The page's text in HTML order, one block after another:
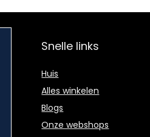
Snelle links
Huis
Alles winkelen
Blogs
Onze webshops